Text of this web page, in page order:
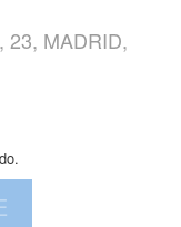
23, MADRID,